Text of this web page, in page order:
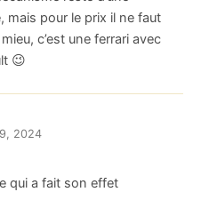
mais pour le prix il ne faut
c’est une ferrari avec
😉
2024
qui a fait son effet